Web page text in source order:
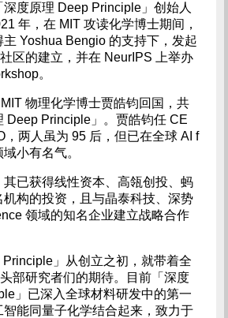
度原理 Deep Principle」创始人
年，在 MIT 攻读化学博士期间，
Yoshua Bengio 的支持下，发起
区的建立，并在 NeurIPS 上举办
。
物理化学博士贾皓钧回国，共
Deep Principle」。贾皓钧任 CE
，两人虽为 95 后，但已在全球 AI f
小有名气。
已获得线性资本、高瓴创投、蚂
构的投资，且与晶泰科技、深势
领域的知名企业建立战略合作
Principle」从创立之初，就带着全
部研究者们的期待。目前「深度
」已深入全球材料研发中的第一
能同量子化学结合起来，致力于